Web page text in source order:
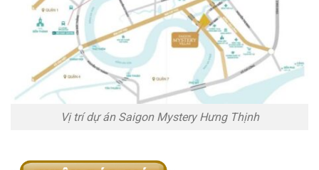
Vị trí dự án Saigon Mystery Hưng Thịnh